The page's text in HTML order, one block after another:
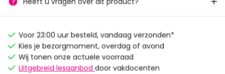
Voor 23:00 uur besteld, vandaag verzonden*
Kies je bezorgmoment, overdag of avond
Wij tonen onze actuele voorraad
Uitgebreid lesaanbod door vakdocenten